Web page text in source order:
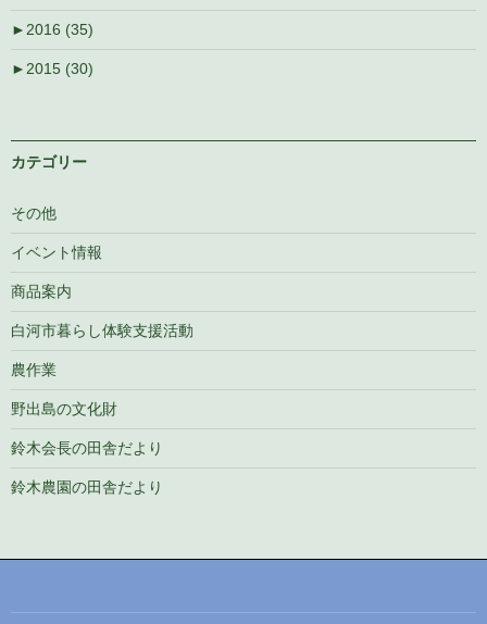
► 2016 (35)
► 2015 (30)
カテゴリー
その他
イベント情報
商品案内
白河市暮らし体験支援活動
農作業
野出島の文化財
鈴木会長の田舎だより
鈴木農園の田舎だより